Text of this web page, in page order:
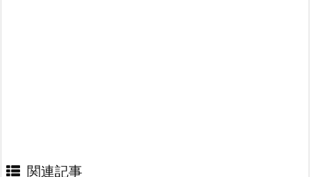
関連記事